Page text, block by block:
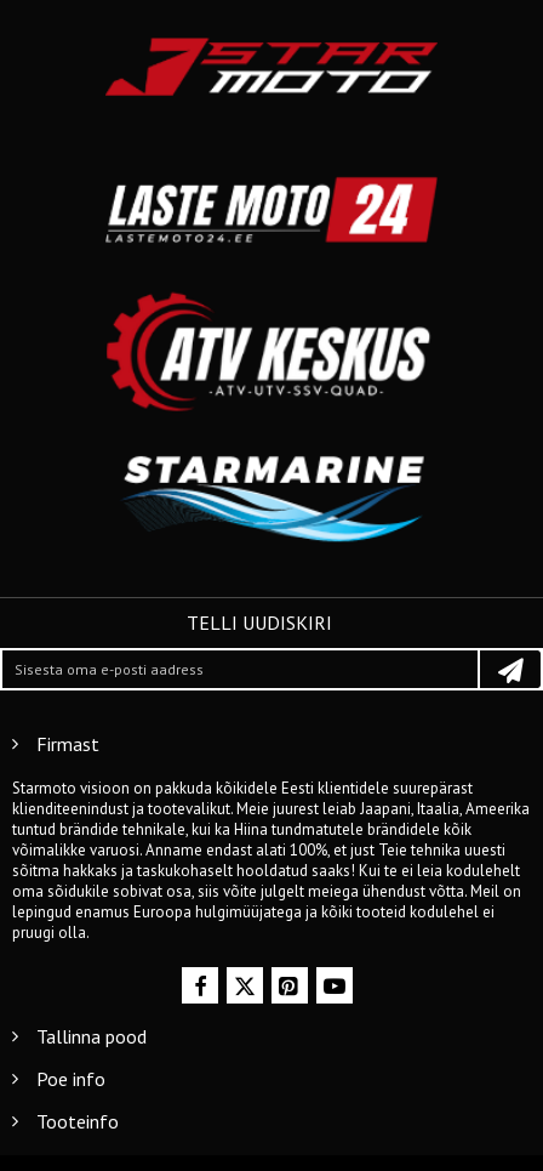
TELLI UUDISKIRI
Firmast
Starmoto visioon on pakkuda kõikidele Eesti klientidele suurepärast
klienditeenindust ja tootevalikut. Meie juurest leiab Jaapani, Itaalia, Ameerika
tuntud brändide tehnikale, kui ka Hiina tundmatutele brändidele kõik
võimalikke varuosi. Anname endast alati 100%, et just Teie tehnika uuesti
sõitma hakkaks ja taskukohaselt hooldatud saaks! Kui te ei leia kodulehelt
oma sõidukile sobivat osa, siis võite julgelt meiega ühendust võtta. Meil on
lepingud enamus Euroopa hulgimüüjatega ja kõiki tooteid kodulehel ei
pruugi olla.
Tallinna pood
Poe info
Tooteinfo